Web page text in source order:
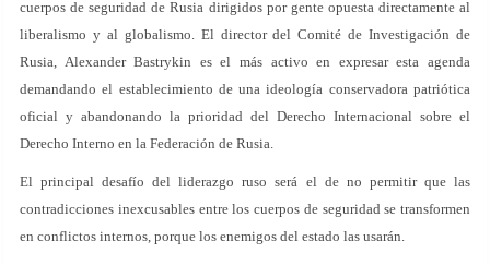
cuerpos de seguridad de Rusia dirigidos por gente opuesta directamente al
liberalismo y al globalismo. El director del Comité de Investigación de
Rusia, Alexander Bastrykin es el más activo en expresar esta agenda
demandando el establecimiento de una ideología conservadora patriótica
oficial y abandonando la prioridad del Derecho Internacional sobre el
Derecho Interno en la Federación de Rusia.
El principal desafío del liderazgo ruso será el de no permitir que las
contradicciones inexcusables entre los cuerpos de seguridad se transformen
en conflictos internos, porque los enemigos del estado las usarán.